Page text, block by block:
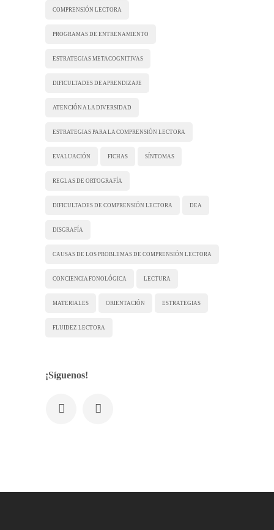
COMPRENSIÓN LECTORA
PROGRAMAS DE ENTRENAMIENTO
ESTRATEGIAS METACOGNITIVAS
DIFICULTADES DE APRENDIZAJE
ATENCIÓN A LA DIVERSIDAD
ESTRATEGIAS PARA LA COMPRENSIÓN LECTORA
EVALUACIÓN FICHAS SÍNTOMAS
REGLAS DE ORTOGRAFÍA
DIFICULTADES DE COMPRENSIÓN LECTORA DEA
DISGRAFÍA
CAUSAS DE LOS PROBLEMAS DE COMPRENSIÓN LECTORA
CONCIENCIA FONOLÓGICA LECTURA
MATERIALES ORIENTACIÓN ESTRATEGIAS
FLUIDEZ LECTORA
¡Síguenos!